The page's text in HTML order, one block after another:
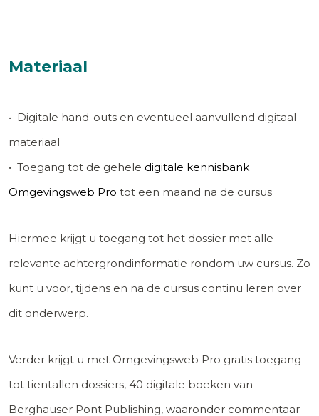
Materiaal
• Digitale hand-outs en eventueel aanvullend digitaal
materiaal
• Toegang tot de gehele digitale kennisbank
Omgevingsweb Pro tot een maand na de cursus
Hiermee krijgt u toegang tot het dossier met alle
relevante achtergrondinformatie rondom uw cursus. Zo
kunt u voor, tijdens en na de cursus continu leren over
dit onderwerp.
Verder krijgt u met Omgevingsweb Pro gratis toegang
tot tientallen dossiers, 40 digitale boeken van
Berghauser Pont Publishing, waaronder commentaar